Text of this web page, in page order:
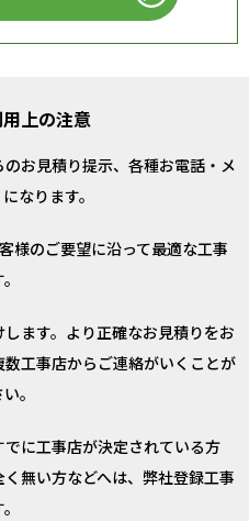
上の注意
お見積り提示、各種お電話・メ
なります。
様のご要望に沿って最適な工事
ます。より正確なお見積りをお
工事店からご連絡がいくことが
。
に工事店が決定されている方
無い方などへは、弊社登録工事